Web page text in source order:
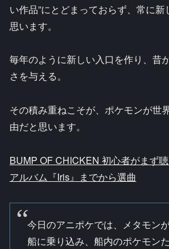
い作品”にとどまっておらず、常に新
思います。
毎年のように新しい入口を作り、昔
さを与える。
その積み重ねこそが、ポケモンが世
由だと思います。
BUMP OF CHICKEN 初心者がまず
アルバム『Iris』までから選曲
今日のアニポケでは、メタモン
船に乗り込み、船内のポケモン